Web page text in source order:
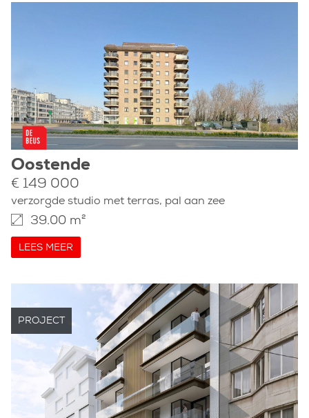
Oostende
€ 149 000
verzorgde studio met terras, pal aan zee
39.00 m²
LEES MEER
PROJECT